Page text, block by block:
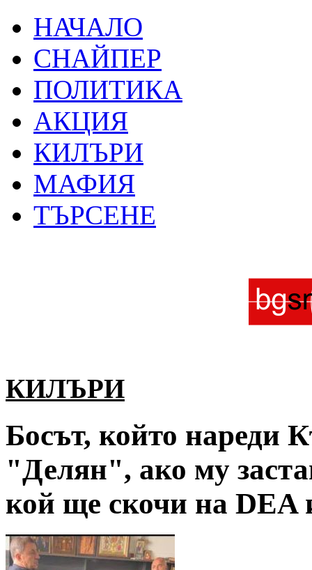
НАЧАЛО
СНАЙПЕР
ПОЛИТИКА
АКЦИЯ
КИЛЪРИ
МАФИЯ
ТЪРСЕНЕ
КИЛЪРИ
Босът, който нареди
"Делян", ако му
кой ще скочи на